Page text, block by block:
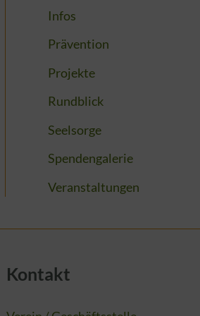
Infos
Prävention
Projekte
Rundblick
Seelsorge
Spendengalerie
Veranstaltungen
Kontakt